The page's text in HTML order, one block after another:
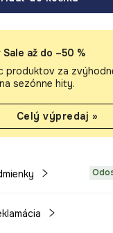
Sale až do –50 %
produktov za
sezónne hity.
Celý výpredaj »